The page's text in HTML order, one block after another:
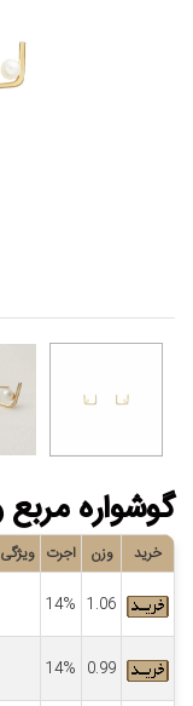
گوشواره
خرید وزن اجرت ویژگی
1.06
14%
0.99
14%